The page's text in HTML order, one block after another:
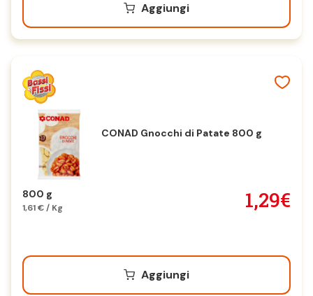
Aggiungi
CONAD Gnocchi di Patate 800 g
800 g
1,61 € / Kg 1,29€
Aggiungi